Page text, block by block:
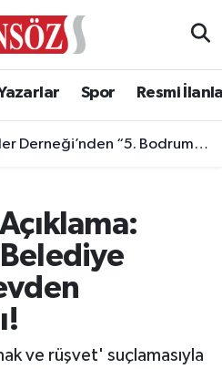
Spor Resmi
“5. Bodrum Kahvaltılı Buluşması”
ve rüşvet' suçlamasıyla
Haritası
ve Fikstür